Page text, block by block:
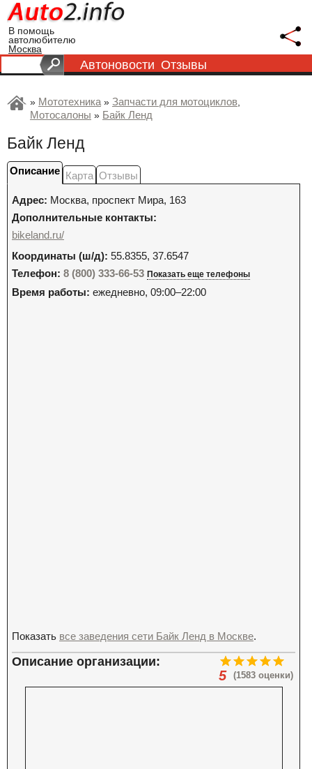
В помощь
автолюбителю
Москва
Автоновости Отзывы
» Мототехника» Запчасти для мотоциклов,
Мотосалоны » Байк Ленд
Байк Ленд
Описание Карта Отзывы
Адрес: Москва, проспект Мира, 163
Дополнительные контакты:
bikeland.ru/
Координаты (ш/д): 55.8355, 37.6547
Телефон: 8 (800) 333-66-53 Показать еще телефоны
Время работы: ежедневно, 09:00–22:00
Показать все заведения сети Байк Ленд в Москве.
(1583 оценки)
5
Описание организации: